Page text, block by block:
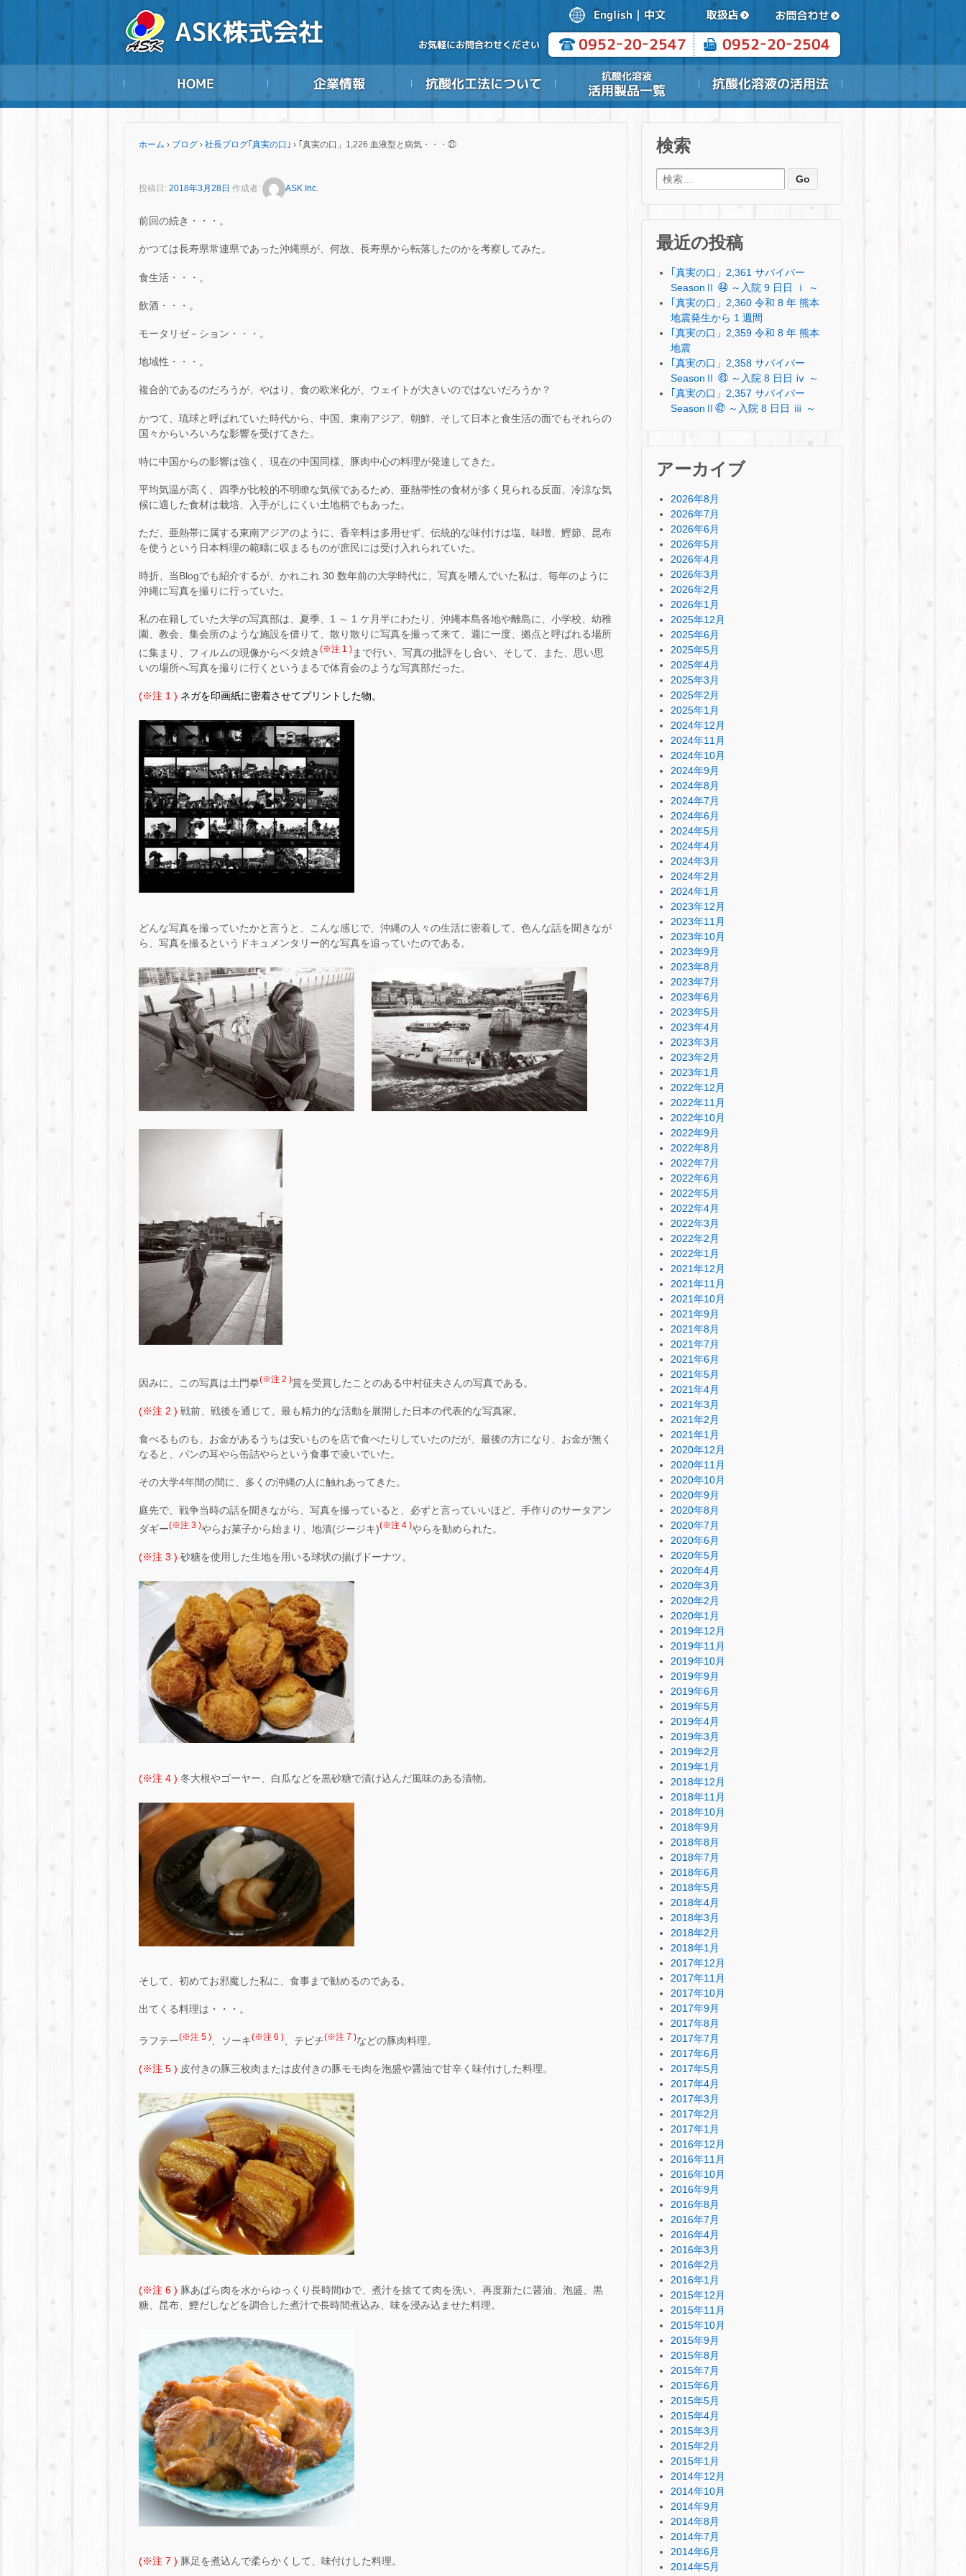
ホーム › ブログ › 社長ブログ｢真実の口｣ › ｢真実の口」1,226 血液型と病気・・・㉑
投稿日: 2018年3月28日 作成者: ASK Inc.
前回の続き・・・。
かつては長寿県常連県であった沖縄県が、何故、長寿県から転落したのかを考察してみた。
食生活・・・。
飲酒・・・。
モータリゼ－ション・・・。
地域性・・・。
複合的であるのだろうが、やはり、食の欧米化が、ウェイトが大きいのではないだろうか？
かつて、琉球と呼ばれていた時代から、中国、東南アジア、朝鮮、そして日本と食生活の面でもそれらの
国々からいろいろな影響を受けてきた。
特に中国からの影響は強く、現在の中国同様、豚肉中心の料理が発達してきた。
平均気温が高く、四季が比較的不明瞭な気候であるため、亜熱帯性の食材が多く見られる反面、冷涼な気
候に適した食材は栽培、入手がしにくい土地柄でもあった。
ただ、亜熱帯に属する東南アジアのように、香辛料は多用せず、伝統的な味付けは塩、味噌、鰹節、昆布
を使うという日本料理の範疇に収まるものが庶民には受け入れられていた。
時折、当Blogでも紹介するが、かれこれ 30 数年前の大学時代に、写真を嗜んでいた私は、毎年のように
沖縄に写真を撮りに行っていた。
私の在籍していた大学の写真部は、夏季、1 ～ 1 ケ月半にわたり、沖縄本島各地や離島に、小学校、幼稚
園、教会、集会所のような施設を借りて、散り散りに写真を撮って来て、週に一度、拠点と呼ばれる場所
に集まり、フィルムの現像からベタ焼き (※注 1 ) まで行い、写真の批評をし合い、そして、また、思い思
いの場所へ写真を撮りに行くというまるで体育会のような写真部だった。
(※注 1 ) ネガを印画紙に密着させてプリントした物。
どんな写真を撮っていたかと言うと、こんな感じで、沖縄の人々の生活に密着して、色んな話を聞きなが
ら、写真を撮るというドキュメンタリー的な写真を追っていたのである。
因みに、この写真は土門拳(※注 2 )賞を受賞したことのある中村征夫さんの写真である。
(※注 2 ) 戦前、戦後を通じて、最も精力的な活動を展開した日本の代表的な写真家。
食べるものも、お金があるうちは安いものを店で食べたりしていたのだが、最後の方になり、お金が無く
なると、パンの耳やら缶詰やらという食事で凌いでいた。
その大学4年間の間に、多くの沖縄の人に触れあってきた。
庭先で、戦争当時の話を聞きながら、写真を撮っていると、必ずと言っていいほど、手作りのサータアン
ダギー(※注 3 )やらお菓子から始まり、地漬(ジージキ)(※注 4 )やらを勧められた。
(※注 3 ) 砂糖を使用した生地を用いる球状の揚げドーナツ。
(※注 4 ) 冬大根やゴーヤー、白瓜などを黒砂糖で漬け込んだ風味のある漬物。
そして、初めてお邪魔した私に、食事まで勧めるのである。
出てくる料理は・・・。
ラフテー(※注 5 ) 、ソーキ(※注 6 ) 、テビチ(※注 7 )などの豚肉料理。
(※注 5 ) 皮付きの豚三枚肉または皮付きの豚モモ肉を泡盛や醤油で甘辛く味付けした料理。
(※注 6 ) 豚あばら肉を水からゆっくり長時間ゆで、煮汁を捨てて肉を洗い、再度新たに醤油、泡盛、黒
糖、昆布、鰹だしなどを調合した煮汁で長時間煮込み、味を浸み込ませた料理。
(※注 7 ) 豚足を煮込んで柔らかくして、味付けした料理。
検索
検索:
最近の投稿
｢真実の口」2,361 サバイバー
SeasonⅡ ㊹ ～入院 9 日日 ⅰ ～
｢真実の口」2,360 令和 8 年 熊本
地震発生から 1 週間
｢真実の口」2,359 令和 8 年 熊本
地震
｢真実の口」2,358 サバイバー
SeasonⅡ ㊸ ～入院 8 日日 ⅳ ～
｢真実の口」2,357 サバイバー
SeasonⅡ㊷ ～入院 8 日日 ⅲ ～
アーカイブ
2026年8月
2026年7月
2026年6月
2026年5月
2026年4月
2026年3月
2026年2月
2026年1月
2025年12月
2025年6月
2025年5月
2025年4月
2025年3月
2025年2月
2025年1月
2024年12月
2024年11月
2024年10月
2024年9月
2024年8月
2024年7月
2024年6月
2024年5月
2024年4月
2024年3月
2024年2月
2024年1月
2023年12月
2023年11月
2023年10月
2023年9月
2023年8月
2023年7月
2023年6月
2023年5月
2023年4月
2023年3月
2023年2月
2023年1月
2022年12月
2022年11月
2022年10月
2022年9月
2022年8月
2022年7月
2022年6月
2022年5月
2022年4月
2022年3月
2022年2月
2022年1月
2021年12月
2021年11月
2021年10月
2021年9月
2021年8月
2021年7月
2021年6月
2021年5月
2021年4月
2021年3月
2021年2月
2021年1月
2020年12月
2020年11月
2020年10月
2020年9月
2020年8月
2020年7月
2020年6月
2020年5月
2020年4月
2020年3月
2020年2月
2020年1月
2019年12月
2019年11月
2019年10月
2019年9月
2019年6月
2019年5月
2019年4月
2019年3月
2019年2月
2019年1月
2018年12月
2018年11月
2018年10月
2018年9月
2018年8月
2018年7月
2018年6月
2018年5月
2018年4月
2018年3月
2018年2月
2018年1月
2017年12月
2017年11月
2017年10月
2017年9月
2017年8月
2017年7月
2017年6月
2017年5月
2017年4月
2017年3月
2017年2月
2017年1月
2016年12月
2016年11月
2016年10月
2016年9月
2016年8月
2016年7月
2016年4月
2016年3月
2016年2月
2016年1月
2015年12月
2015年11月
2015年10月
2015年9月
2015年8月
2015年7月
2015年6月
2015年5月
2015年4月
2015年3月
2015年2月
2015年1月
2014年12月
2014年10月
2014年9月
2014年8月
2014年7月
2014年6月
2014年5月